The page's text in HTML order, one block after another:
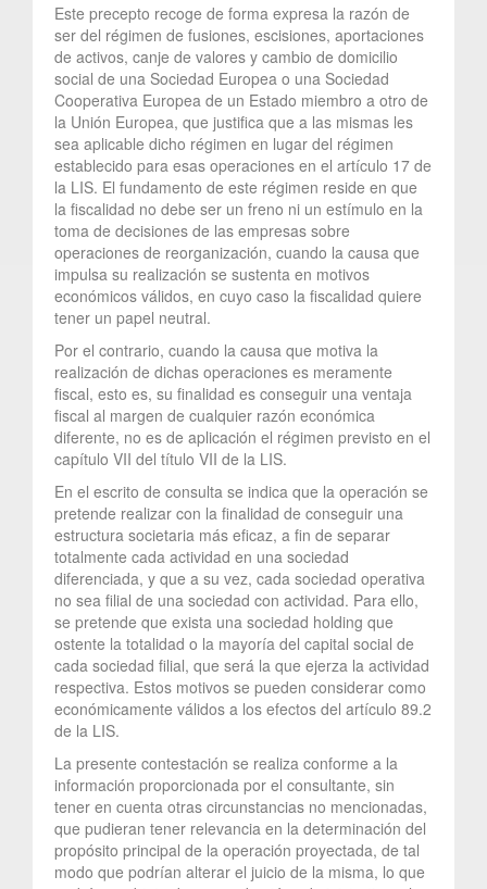
Este precepto recoge de forma expresa la razón de
ser del régimen de fusiones, escisiones, aportaciones
de activos, canje de valores y cambio de domicilio
social de una Sociedad Europea o una Sociedad
Cooperativa Europea de un Estado miembro a otro de
la Unión Europea, que justifica que a las mismas les
sea aplicable dicho régimen en lugar del régimen
establecido para esas operaciones en el artículo 17 de
la LIS. El fundamento de este régimen reside en que
la fiscalidad no debe ser un freno ni un estímulo en la
toma de decisiones de las empresas sobre
operaciones de reorganización, cuando la causa que
impulsa su realización se sustenta en motivos
económicos válidos, en cuyo caso la fiscalidad quiere
tener un papel neutral.
Por el contrario, cuando la causa que motiva la
realización de dichas operaciones es meramente
fiscal, esto es, su finalidad es conseguir una ventaja
fiscal al margen de cualquier razón económica
diferente, no es de aplicación el régimen previsto en el
capítulo VII del título VII de la LIS.
En el escrito de consulta se indica que la operación se
pretende realizar con la finalidad de conseguir una
estructura societaria más eficaz, a fin de separar
totalmente cada actividad en una sociedad
diferenciada, y que a su vez, cada sociedad operativa
no sea filial de una sociedad con actividad. Para ello,
se pretende que exista una sociedad holding que
ostente la totalidad o la mayoría del capital social de
cada sociedad filial, que será la que ejerza la actividad
respectiva. Estos motivos se pueden considerar como
económicamente válidos a los efectos del artículo 89.2
de la LIS.
La presente contestación se realiza conforme a la
información proporcionada por el consultante, sin
tener en cuenta otras circunstancias no mencionadas,
que pudieran tener relevancia en la determinación del
propósito principal de la operación proyectada, de tal
modo que podrían alterar el juicio de la misma, lo que